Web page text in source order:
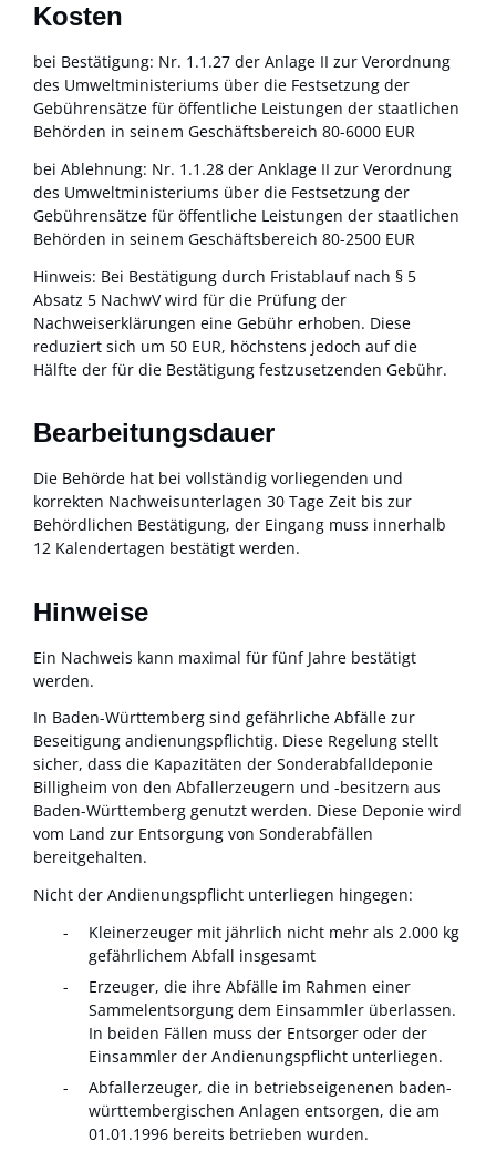
Kosten
bei Bestätigung: Nr. 1.1.27 der Anlage II zur Verordnung
des Umweltministeriums über die Festsetzung der
Gebührensätze für öffentliche Leistungen der staatlichen
Behörden in seinem Geschäftsbereich 80-6000 EUR
bei Ablehnung: Nr. 1.1.28 der Anklage II zur Verordnung
des Umweltministeriums über die Festsetzung der
Gebührensätze für öffentliche Leistungen der staatlichen
Behörden in seinem Geschäftsbereich 80-2500 EUR
Hinweis: Bei Bestätigung durch Fristablauf nach § 5
Absatz 5 NachwV wird für die Prüfung der
Nachweiserklärungen eine Gebühr erhoben. Diese
reduziert sich um 50 EUR, höchstens jedoch auf die
Hälfte der für die Bestätigung festzusetzenden Gebühr.
Bearbeitungsdauer
Die Behörde hat bei vollständig vorliegenden und
korrekten Nachweisunterlagen 30 Tage Zeit bis zur
Behördlichen Bestätigung, der Eingang muss innerhalb
12 Kalendertagen bestätigt werden.
Hinweise
Ein Nachweis kann maximal für fünf Jahre bestätigt
werden.
In Baden-Württemberg sind gefährliche Abfälle zur
Beseitigung andienungspflichtig. Diese Regelung stellt
sicher, dass die Kapazitäten der Sonderabfalldeponie
Billigheim von den Abfallerzeugern und -besitzern aus
Baden-Württemberg genutzt werden. Diese Deponie wird
vom Land zur Entsorgung von Sonderabfällen
bereitgehalten.
Nicht der Andienungspflicht unterliegen hingegen:
Kleinerzeuger mit jährlich nicht mehr als 2.000 kg
gefährlichem Abfall insgesamt
Erzeuger, die ihre Abfälle im Rahmen einer
Sammelentsorgung dem Einsammler überlassen.
In beiden Fällen muss der Entsorger oder der
Einsammler der Andienungspflicht unterliegen.
Abfallerzeuger, die in betriebseigenenen baden-
württembergischen Anlagen entsorgen, die am
01.01.1996 bereits betrieben wurden.